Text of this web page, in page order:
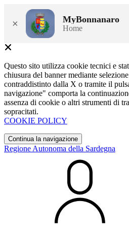
× MyBonnanaro
Home
Questo sito utilizza cookie tecnici e
chiusura del banner mediante
contraddistinto dalla X o tramite il
navigazione" comporta la
assenza di cookie o altri strumenti di
sopracitati.
COOKIE POLICY
Continua la navigazione
Regione Autonoma della Sardegna